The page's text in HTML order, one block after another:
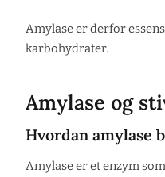
Amylase er derfor
karbohydrater.
Amylase og
Hvordan amylase
Amylase er et enzym som